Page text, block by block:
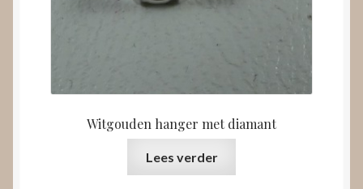
Witgouden hanger met diamant
Lees verder